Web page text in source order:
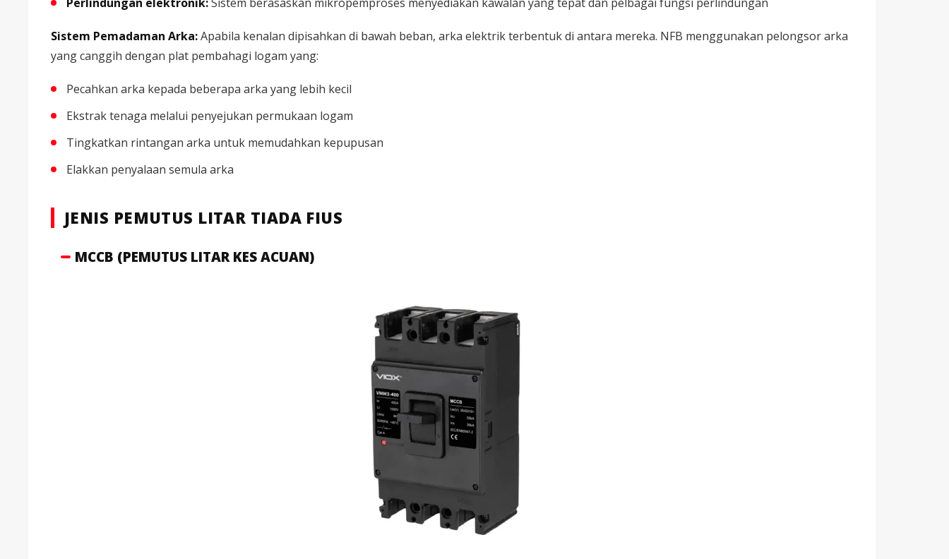
Sistem Pemadaman Arka:Apabila kenalan dipisahkan di bawah beban, arka elektrik terbentuk di antara mereka. NFB menggunakan pelongsor arka
yang canggih dengan plat pembahagi logam yang:
Pecahkan arka kepada beberapa arka yang lebih kecil
Ekstrak tenaga melalui penyejukan permukaan logam
Tingkatkan rintangan arka untuk memudahkan kepupusan
Elakkan penyalaan semula arka
JENIS PEMUTUS LITAR TIADA FIUS
MCCB (PEMUTUS LITAR KES ACUAN)